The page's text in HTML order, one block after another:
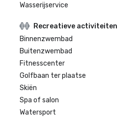
Wasserijservice
Recreatieve activiteiten
Binnenzwembad
Buitenzwembad
Fitnesscenter
Golfbaan ter plaatse
Skiën
Spa of salon
Watersport